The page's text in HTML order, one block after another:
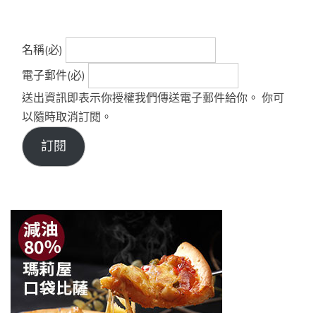
名稱(必)
電子郵件(必)
送出資訊即表示你授權我們傳送電子郵件給你。 你可
以隨時取消訂閱。
訂閱